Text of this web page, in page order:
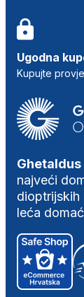
Ugodna
Kupujte
najveći
dioptrijskih
leća